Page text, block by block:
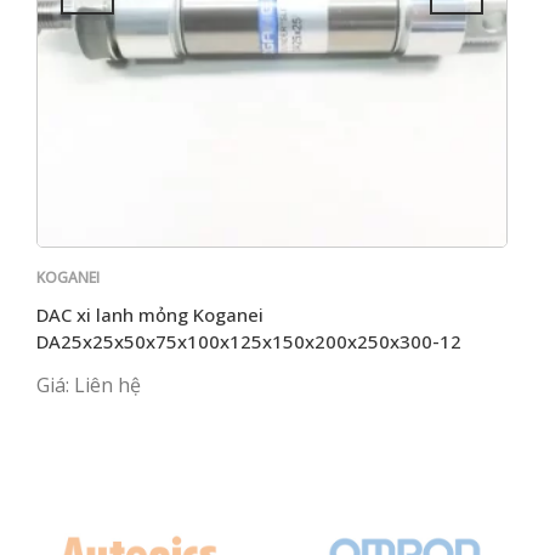
KOGANEI
DAC xi lanh mỏng Koganei
DA25x25x50x75x100x125x150x200x250x300-12
Giá: Liên hệ